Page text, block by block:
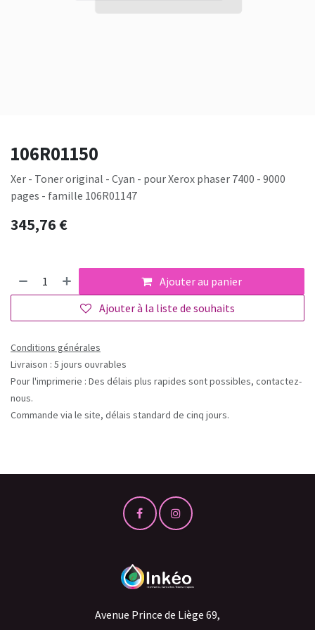
106R01150
Xer - Toner original - Cyan - pour Xerox phaser 7400 - 9000
pages - famille 106R01147
345,76€
Ajouter au panier
Ajouter à la liste de souhaits
Conditions générales
Livraison : 5 jours ouvrables
Pour l'imprimerie : Des délais plus rapides sont possibles, contactez-
nous.
Commande via le site, délais standard de cinq jours.
Avenue Prince de Liège 69,